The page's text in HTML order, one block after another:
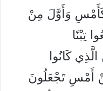
كَأَمْسِ وَأَوَّلَ مِنْ
تِبْنًا
الَّذِي كَانُوا
أَمْسِ تَجْعَلُونَ